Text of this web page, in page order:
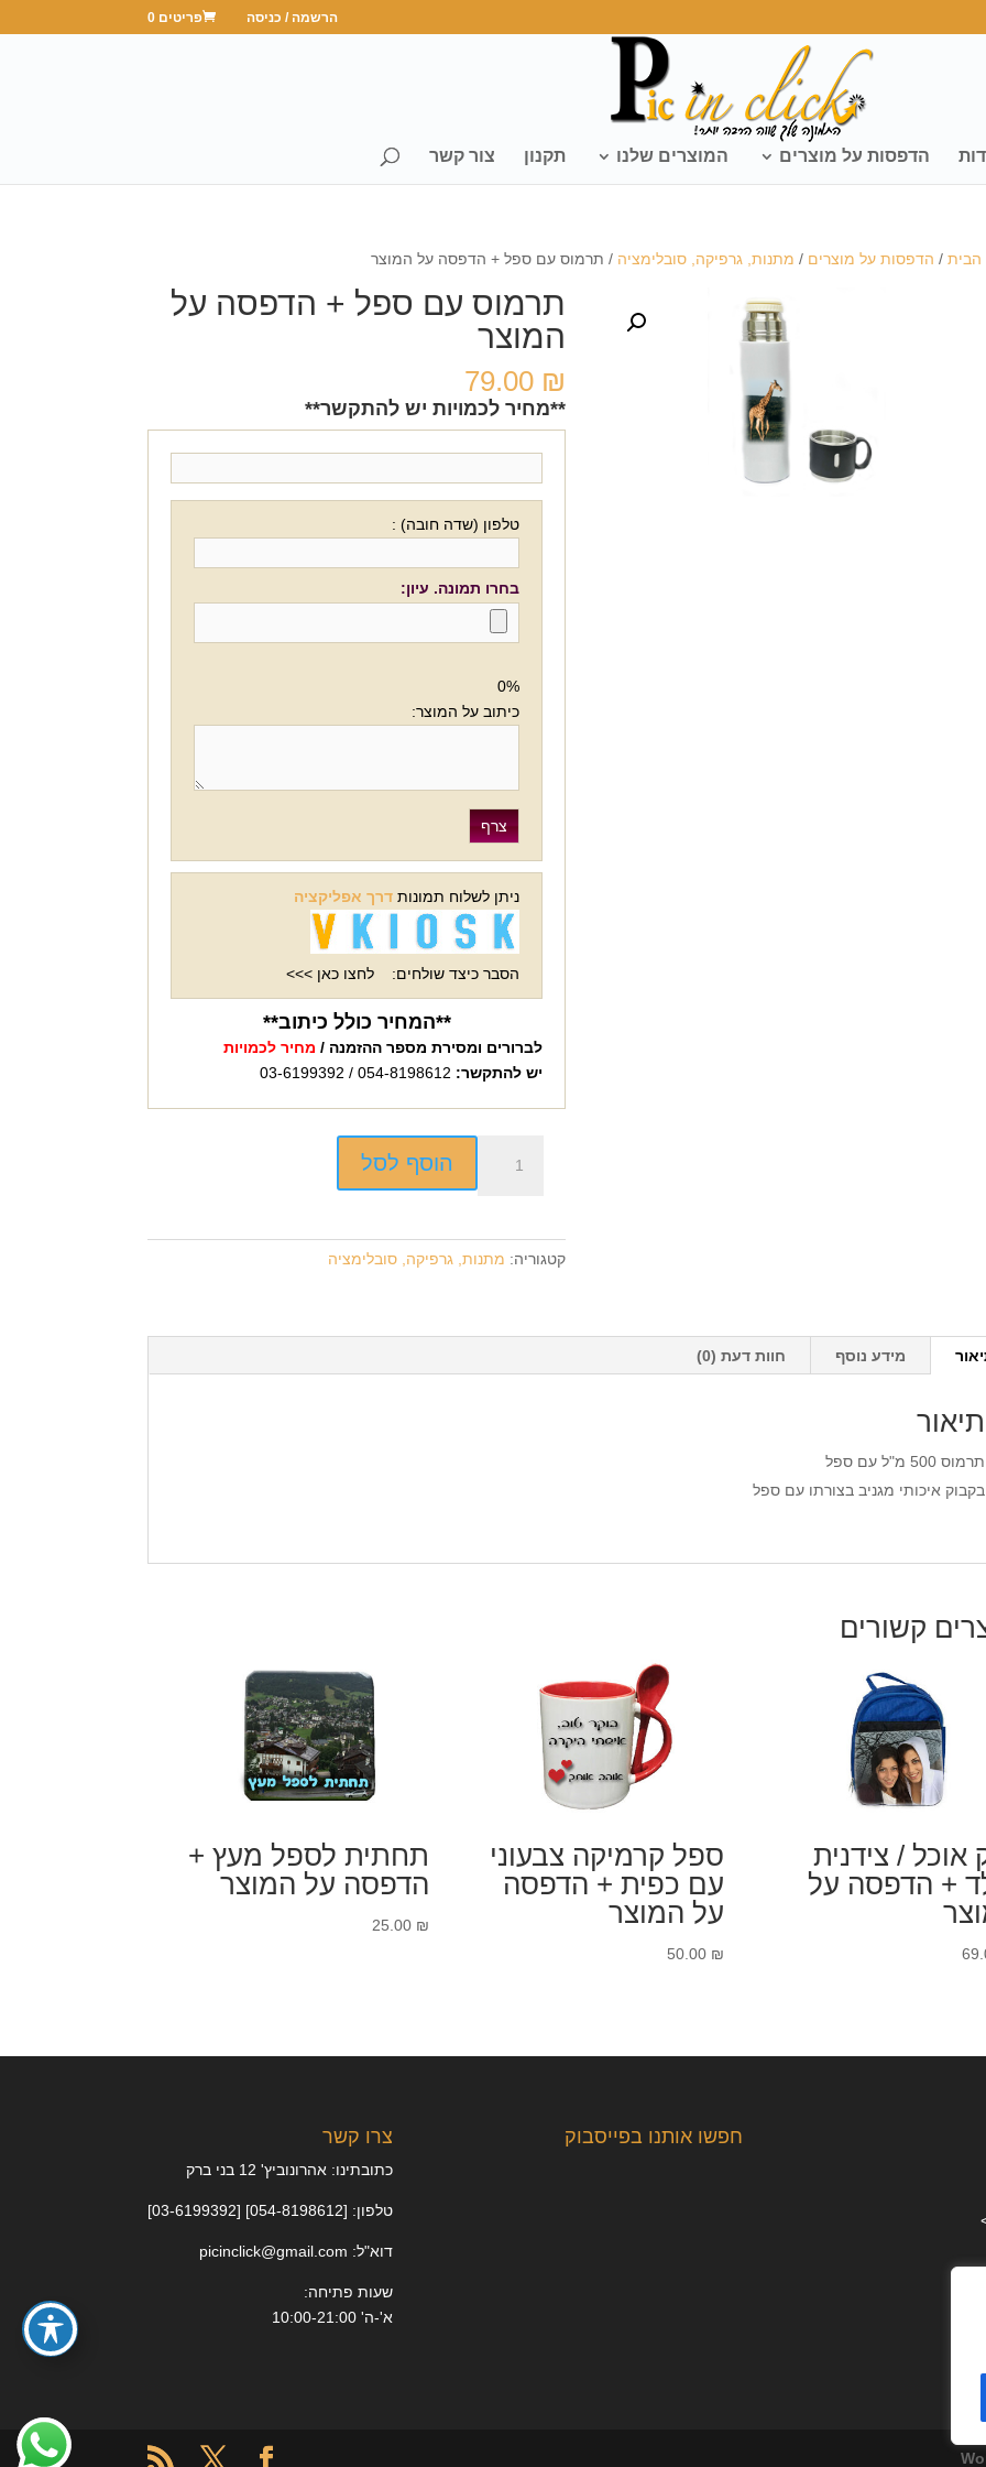
הרשמה / כניסה פריטים 0
הדפסות על מוצרים המוצרים שלנו תקנון צור קשר
הבית/ הדפסות על מוצרים / מתנות, גרפיקה, סובלימציה / תרמוס עם ספל + הדפסה על המוצר
תרמוס עם ספל + הדפסה על
המוצר
79.00 ₪
**מחיר לכמויות יש להתקשר**
טלפון (שדה חובה) :
בחרו תמונה. עיון:
0%
כיתוב על המוצר:
ניתן לשלוח תמונות דרך אפליקציה
הסבר כיצד שולחים: לחצו כאן >>>
**המחיר כולל כיתוב**
לברורים ומסירת מספר ההזמנה / מחיר לכמויות
יש להתקשר:
הוסף לסל
קטגוריה: מתנות, גרפיקה, סובלימציה
מידע נוסף חוות דעת (0)
תיאור
תרמוס 500 מ"ל עם ספל
בקבוק איכותי מגניב בצורתו עם ספל
קשורים
אוכל / צידנית
+ הדפסה על
ספל קרמיקה צבעוני
עם כפית + הדפסה
על המוצר
50.00 ₪
תחתית לספל מעץ +
הדפסה על המוצר
25.00 ₪
צרו קשר
כתובתינו: אהרונוביץ' 12 בני ברק
טלפון: [054-8198612] [03-6199392]
דוא"ל: picinclick@gmail.com
שעות פתיחה:
א'-ה' 10:00-21:00
חפשו אותנו בפייסבוק